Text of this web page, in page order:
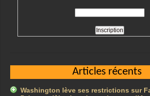
Articles récents
Washington lève ses restrictions sur